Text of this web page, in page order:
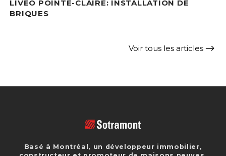
LIVEO POINTE-CLAIRE: INSTALLATION DE
BRIQUES
Voir tous les articles
Basé à Montréal, un développeur immobilier,